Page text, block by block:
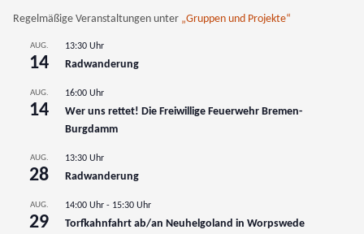
Regelmäßige Veranstaltungen unter „Gruppen und Projekte“
AUG.
14
13:30 Uhr
Radwanderung
AUG.
14
16:00 Uhr
Wer uns rettet! Die Freiwillige Feuerwehr Bremen-
Burgdamm
AUG.
28
13:30 Uhr
Radwanderung
AUG.
29
14:00 Uhr - 15:30 Uhr
Torfkahnfahrt ab/an Neuhelgoland in Worpswede